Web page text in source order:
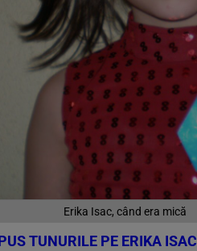
Erika Isac, când era mică
TUNURILE PE ERIKA